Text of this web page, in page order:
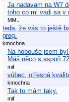
Ja nadavam na W7
toho co mi vadi sa v
MM..
teda, že vás to ještě
grog.
kmochna
Na hobouše jsem
Máš něco s aspoň
mif
vůbec, otřesná
kmochna
Tak to mám taky.
mif